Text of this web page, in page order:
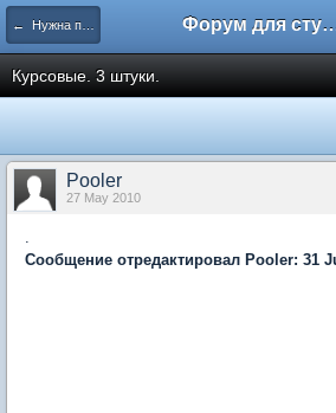
← Нужна помощь Форум для
Курсовые. 3 штуки.
Pooler
27 May 2010
.
Сообщение отредактировал Pooler: 31